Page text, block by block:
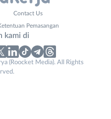
Contact Us
Pemasangan
kami di
(Roocket Media). All Rights